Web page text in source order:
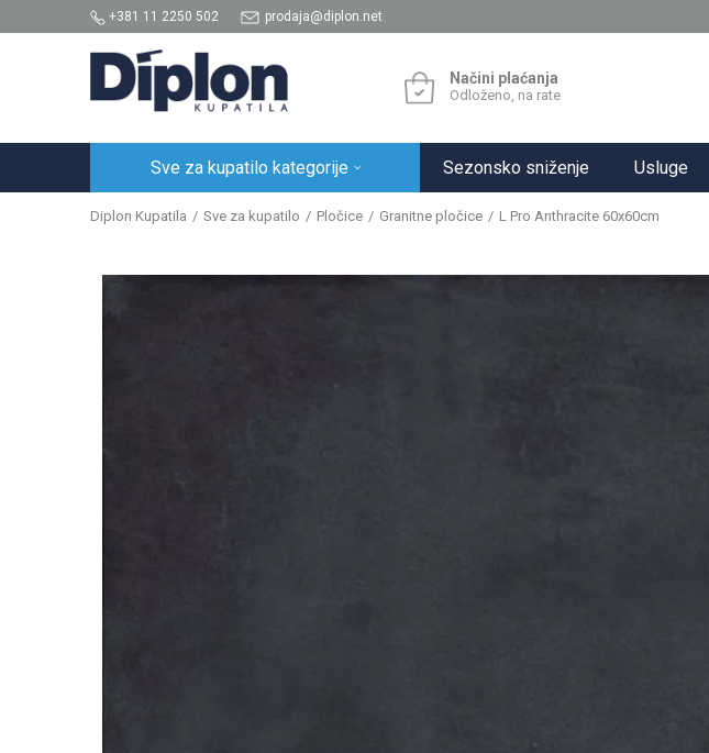
+381 11 2250 502 prodaja@diplon.net
Načini plaćanja
Odloženo, na rate
Sve za kupatilo kategorije Sezonsko sniženje Usluge
Diplon Kupatila Sve za kupatilo Pločice Granitne pločice L Pro Anthracite 60x60cm